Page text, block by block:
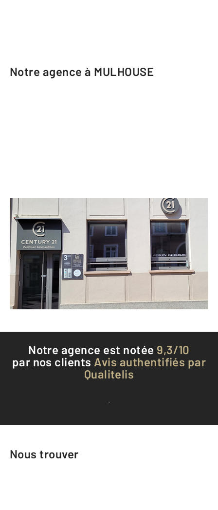
Notre agence à MULHOUSE
CENTURY 21 Weiblen Immeubles
3 avenue du Maréchal Foch
MULHOUSE - 68100
Envoyer un message
Téléphoner à l'agence
Notre agence est notée 9,3/10
par nos clients Avis authentifiés par
Qualitelis
Voir tous les avis clients
Nous trouver